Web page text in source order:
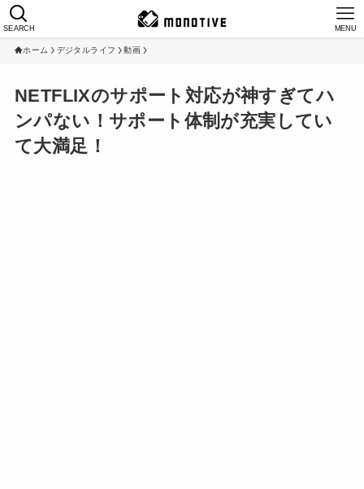
SEARCH MENU
ホーム デジタルライフ 動画
NETFLIXのサポート対応が神すぎてハ
ンパない！サポート体制が充実してい
て大満足！